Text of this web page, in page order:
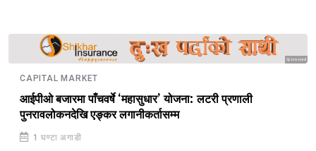
Sponsored
CAPITAL MARKET
आईपीओ बजारमा पाँचवर्षे ‘महासुधार’ योजना: लटरी प्रणाली
पुनरावलोकनदेखि एङ्कर लगानीकर्तासम्म
1 घण्टा अगाडी